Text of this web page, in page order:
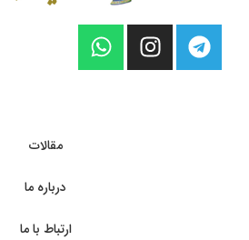
مقالات
درباره ما
ارتباط با ما